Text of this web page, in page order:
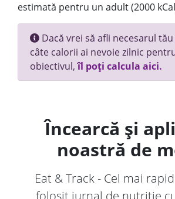
estimată pentru un adult (2000
Dacă vrei să afli necesarul
câte calorii ai nevoie zilnic
obiectivul,îl poți calcula aici.
Încearcă și
noastră de
Eat & Track - Cel mai
folosit jurnal de nutriție